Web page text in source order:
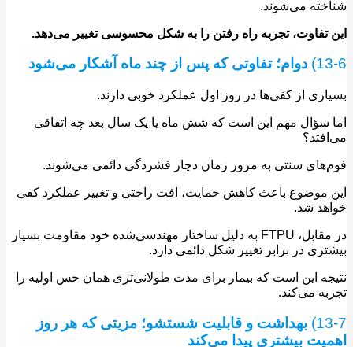
می‌شوند.
تفاوت، تجربه راه رفتن را به شکل محسوسی تغییر می‌دهد.
دوام؛ تفاوتی که پس از چند ماه آشکار می‌شود
از کفی‌ها در روز اول عملکرد خوبی دارند.
سؤال مهم این است که شش ماه یا یک سال بعد چه اتفاقی
سنتی به مرور زمان دچار فشردگی دائمی می‌شوند.
موضوع باعث کاهش حمایت، افت راحتی و تغییر عملکرد کفی
شد.
در مقابل، FTPU به دلیل ساختار مهندسی‌شده خود مقاومت بسیار
در برابر تغییر شکل دائمی دارد.
این است که بیمار برای مدت طولانی‌تری همان حس اولیه را
می‌کند.
بهداشت و قابلیت شستشو؛ مزیتی که هر روز
بیشتری پیدا می‌کند